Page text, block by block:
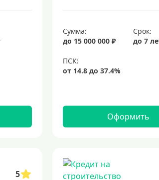
Сумма:
до 15 000 000 ₽
Срок:
до 7
Оформить
5